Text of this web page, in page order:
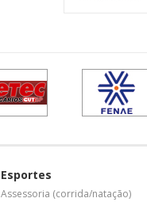
Esportes
Assessoria (corrida/natação)